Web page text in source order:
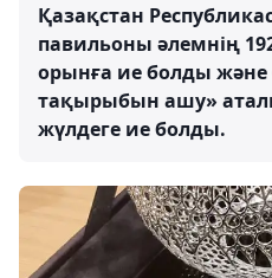
Қазақстан
павильоны әлемнің
орынға ие болды
тақырыбын ашу»
жүлдеге ие болды.